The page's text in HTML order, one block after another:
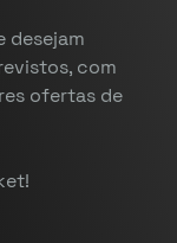
desejam
com
ofertas de